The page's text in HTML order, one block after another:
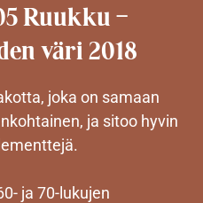
Ruukku –
väri 2018
joka on samaan
ja sitoo hyvin
ja 70-lukujen